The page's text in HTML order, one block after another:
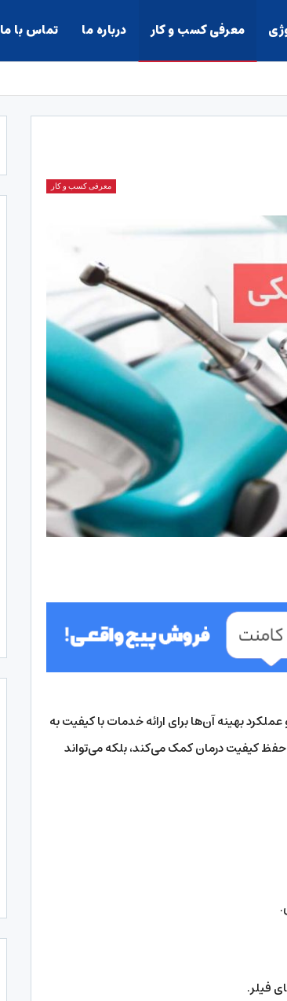
معرفی کسب و کار درباره ما تماس با ما
معرفی کسب و کار
بهینه آن‌ها برای ارائه خدمات با کیفیت به
حفظ کیفیت درمان کمک می‌کند، بلکه می‌تواند
فیلر.